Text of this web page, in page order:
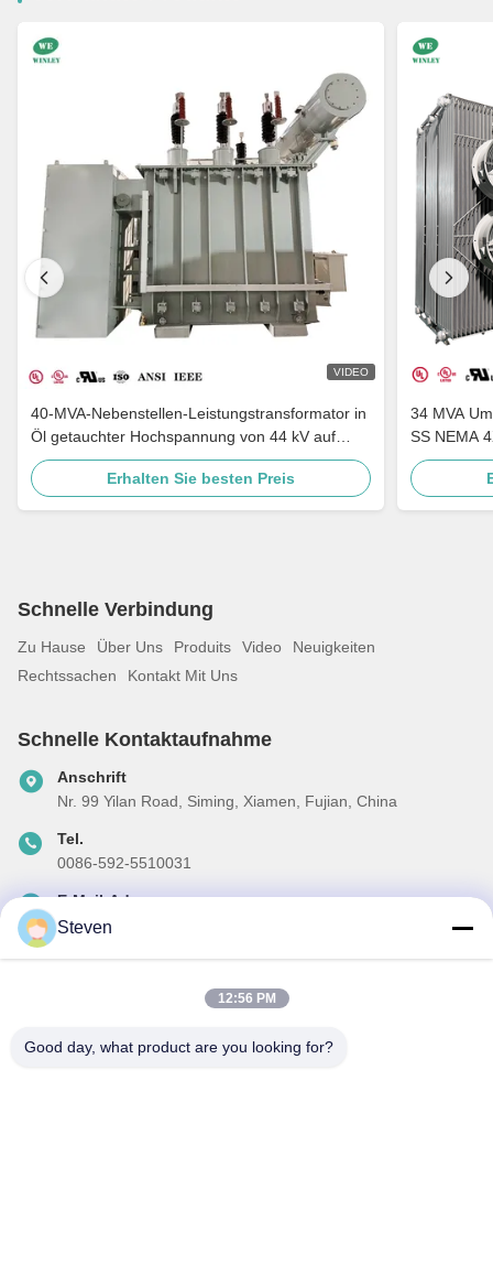
VIDEO
40-MVA-Nebenstellen-Leistungstransformator in
Öl getauchter Hochspannung von 44 kV auf
34,5 kV nach ANSI-IEEE-Standards
Erhalten Sie besten Preis
34 MVA
SS NEMA
Schnelle Verbindung
Zu Hause Über Uns Produits Video
Neuigkeiten
Rechtssachen
Kontakt Mit Uns
Schnelle Kontaktaufnahme
Anschrift
Nr. 99 Yilan Road, Siming, Xiamen, Fujian, China
Tel.
0086-592-5510031
E-Mail-Adresse
steven@winley-electric.com
Abonnieren Sie unseren Newsletter für Rabatte und mehr.
Steven
12:56 PM
Good day, what product are you looking for?